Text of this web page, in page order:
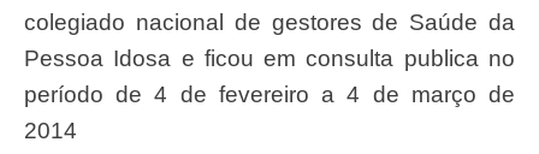
colegiado nacional de gestores de Saúde da
Pessoa Idosa e ficou em consulta publica no
período de 4 de fevereiro a 4 de março de
2014